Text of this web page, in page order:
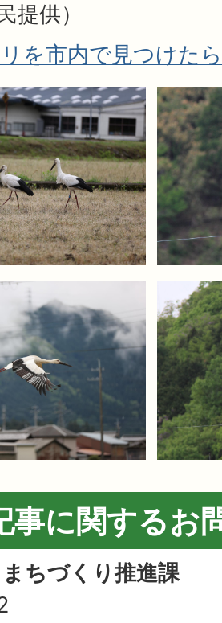
提供）
を市内で見つけたら
事に関するお
ちづくり推進課